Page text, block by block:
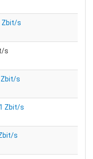
Zbit/s
s
Zbit/s
Zbit/s
s